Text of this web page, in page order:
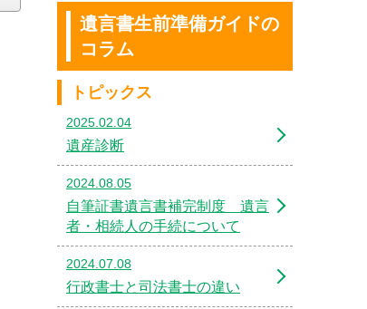
遺言書生前準備ガイドの
コラム
トピックス
2025.02.04
遺産診断
2024.08.05
自筆証書遺言書補完制度 遺言
者・相続人の手続について
2024.07.08
行政書士と司法書士の違い